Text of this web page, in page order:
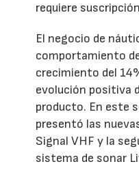
requiere
El negocio de
comportamiento
crecimiento del
evolución positiva
producto. En este
presentó las
Signal VHF y la
sistema de sonar